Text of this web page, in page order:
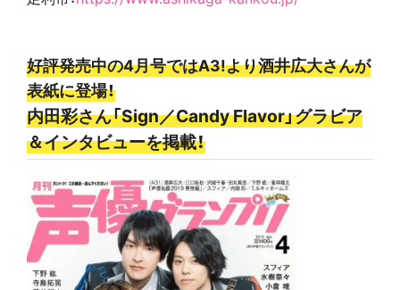
好評発売中の4月号ではA3!より酒井広大さんが
表紙に登場！
内田彩さん「Sign／Candy Flavor」グラビア
＆インタビューを掲載！